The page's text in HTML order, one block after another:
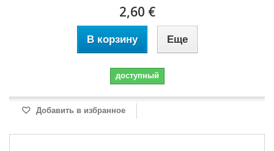
2,60 €
В корзину Еще
доступный
Добавить в избранное